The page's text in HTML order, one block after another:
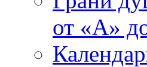
от «А»